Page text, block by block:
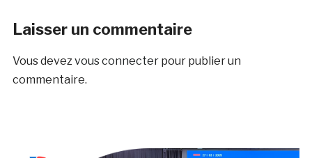
Laisser un commentaire
Vous devezvous connecterpour publier un
commentaire.